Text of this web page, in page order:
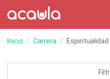
Inicio Carrera